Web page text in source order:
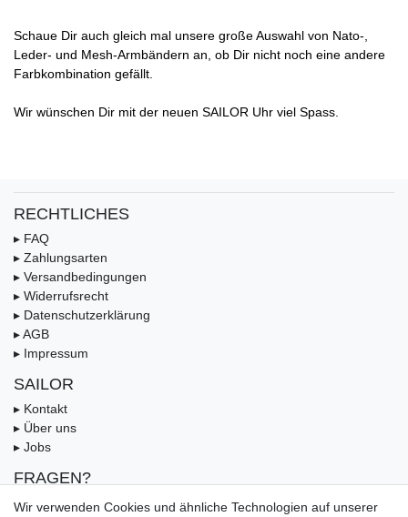
Schaue Dir auch gleich mal unsere große Auswahl von Nato-,
Leder- und Mesh-Armbändern an, ob Dir nicht noch eine andere
Farbkombination gefällt.
Wir wünschen Dir mit der neuen SAILOR Uhr viel Spass.
RECHTLICHES
▸ FAQ
▸ Zahlungsarten
▸ Versandbedingungen
▸ Widerrufsrecht
▸ Datenschutzerklärung
▸ AGB
▸ Impressum
SAILOR
▸ Kontakt
▸ Über uns
▸ Jobs
FRAGEN?
▸ FAQ
Wir verwenden Cookies und ähnliche Technologien auf unserer